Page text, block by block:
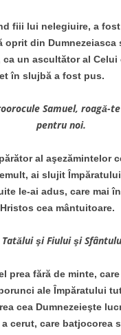
fiii lui nelegiuire, a
oprit din Dumnezeiasca
un ascultător al Celui
în slujbă a fost pus.
Samuel, roagă-
pentru noi.
al aşezămintelor
ai slujit
le-ai adus, care mai
cea mântuitoare.
Tatălui şi Fiului şi
prea fără de minte,
ale Împăratului
cea Dumnezeieşte
cerut, care batjocorea